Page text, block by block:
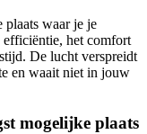
waar je je
efficiëntie, het comfort
De lucht verspreidt
en waait niet in jouw
mogelijke plaats